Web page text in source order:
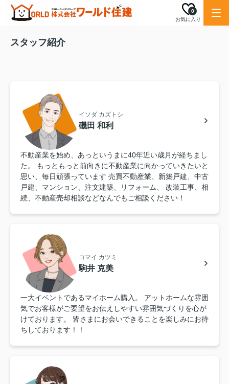
お気に入り
0
スタッフ紹介
イソダ カズトシ
磯田 和利
不動産業を始め、あっというまに40年近い歳月が経ちまし
た。 もっともっと前向きに不動産業に向かっていきたいと
思い、毎日頑張っています 売買不動産業、新築戸建、中古
戸建、マンション、注文建築、リフォーム、 改装工事、相
続、不動産売却相談などなんでもご相談ください！
コマイ カツミ
駒井 克美
一大イベントであるマイホーム購入。 アットホームな雰囲
気でお客様がご要望をお伝えしやすい雰囲気づくりを心が
けております。 皆さまにお会いできることを楽しみにお待
ちしております！！